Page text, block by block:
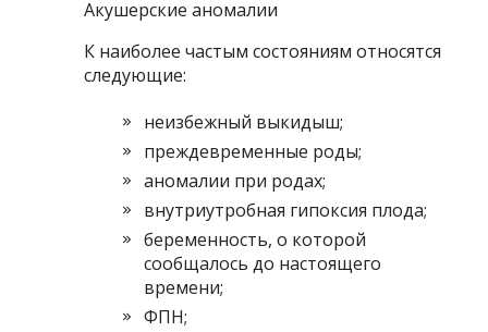
Акушерские аномалии
К наиболее частым состояниям относятся
следующие:
неизбежный выкидыш;
преждевременные роды;
аномалии при родах;
внутриутробная гипоксия плода;
беременность, о которой
сообщалось до настоящего
времени;
ФПН;